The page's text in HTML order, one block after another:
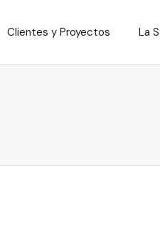
Clientes y Proyectos La